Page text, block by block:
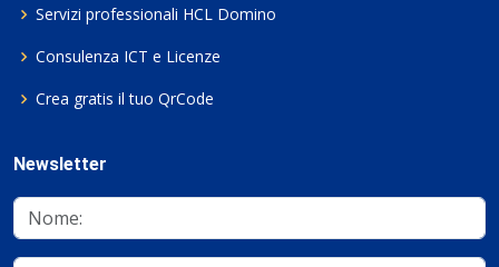
Servizi professionali HCL Domino
Consulenza ICT e Licenze
Crea gratis il tuo QrCode
Newsletter